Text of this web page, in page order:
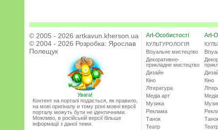
© 2005 - 2026 artkavun.kherson.ua
© 2004 - 2026 Розробка: Ярослав
Полещук
Увага!
Контент на порталі подається, як правило,
на мові оригіналу и тому різні мовні версії
порталу можуть бути не ідентичними.
Можливо, в російській версії більше
інформації з даної теми.
Art-Особистості
КУЛЬТУРОЛОГІЯ
Візуальне мистецтво
Декоративно-
прикладне мистецтво
Дизайн
Кіно
Література
Медіа арт
Музика
Реклама
Танок
Театр
Art-
Кіно
Театр